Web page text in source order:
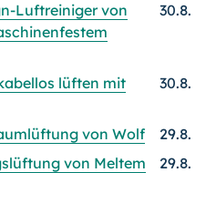
Luftreiniger von
30.8.
lüften mit
30.8.
von Wolf
29.8.
von Meltem
29.8.